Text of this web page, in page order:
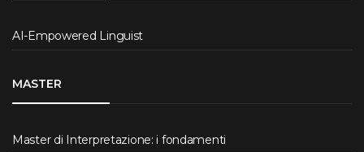
AI-Empowered Linguist
MASTER
Master di Interpretazione: i fondamenti